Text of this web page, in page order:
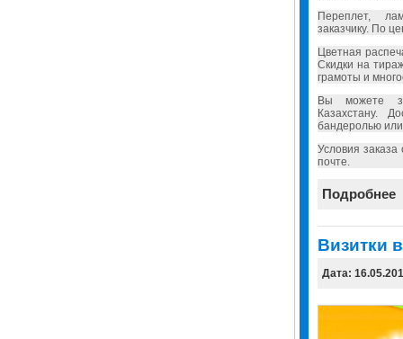
Переплет,
заказчику. По
Цветная
Скидки на
грамоты и
Вы можете
Казахстану.
бандеролью
Условия заказа
почте.
Подробнее
Визитки
Дата: